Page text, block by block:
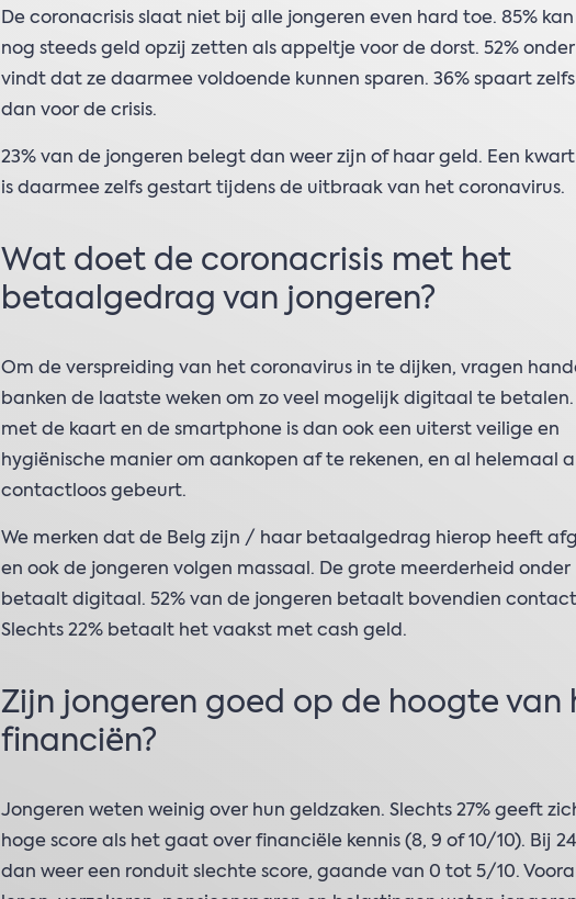
De coronacrisis slaat niet bij alle jongeren even hard toe. 85%
nog steeds geld opzij zetten als appeltje voor de dorst. 52%
vindt dat ze daarmee voldoende kunnen sparen. 36% spaart
dan voor de crisis.
23% van de jongeren belegt dan weer zijn of haar geld. Een
is daarmee zelfs gestart tijdens de uitbraak van het coronavirus.
Wat doet de coronacrisis met het
betaalgedrag van jongeren?
Om de verspreiding van het coronavirus in te dijken, vragen
banken de laatste weken om zo veel mogelijk digitaal te
met de kaart en de smartphone is dan ook een uiterst veilige en
hygiënische manier om aankopen af te rekenen, en al helemaal
contactloos gebeurt.
We merken dat de Belg zijn / haar betaalgedrag hierop heeft
en ook de jongeren volgen massaal. De grote meerderheid onder
betaalt digitaal. 52% van de jongeren betaalt bovendien
Slechts 22% betaalt het vaakst met cash geld.
Zijn jongeren goed op de hoogte van
financiën?
Jongeren weten weinig over hun geldzaken. Slechts 27% geeft
hoge score als het gaat over financiële kennis (8, 9 of 10/10). Bij
dan weer een ronduit slechte score, gaande van 0 tot 5/10.